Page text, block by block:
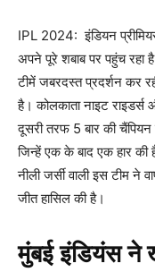
IPL 2024: इंडियन
अपने पूरे शबाब पर पहुंच
टीमें जबरदस्त प्रदर्शन कर
है। कोलकाता नाइट
दूसरी तरफ 5 बार की
जिन्हें एक के बाद एक हार
नीली जर्सी वाली इस टीम ने
जीत हासिल की है।
मुंबई इंडियंस ने